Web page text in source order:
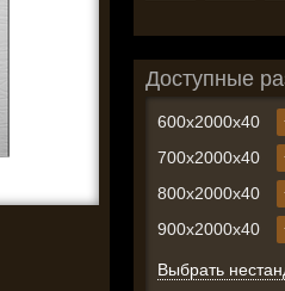
Доступные
600x2000x40
700x2000x40
800x2000x40
900x2000x40
Выбрать